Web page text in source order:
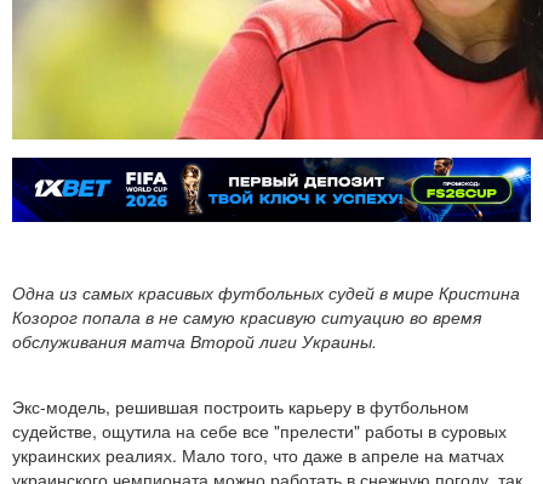
Одна из самых красивых футбольных судей в мире Кристина
Козорог попала в не самую красивую ситуацию во время
обслуживания матча Второй лиги Украины.
Экс-модель, решившая построить карьеру в футбольном
судействе, ощутила на себе все "прелести" работы в суровых
украинских реалиях. Мало того, что даже в апреле на матчах
украинского чемпионата можно работать в снежную погоду, так